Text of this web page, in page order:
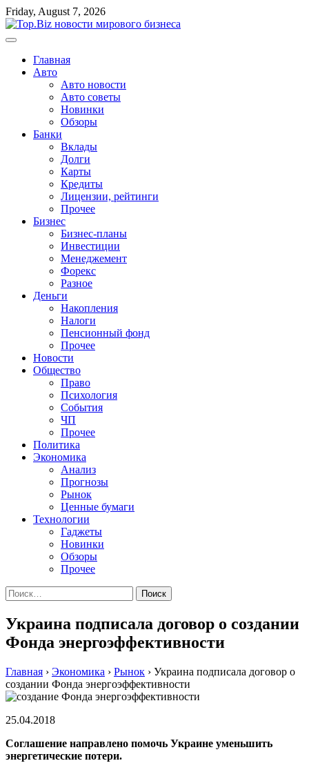
Перейти
к
содержимому
Friday, August 7, 2026
Главная
Авто
Авто новости
Авто советы
Новинки
Обзоры
Банки
Вклады
Долги
Карты
Кредиты
Лицензии, рейтинги
Прочее
Бизнес
Бизнес-планы
Инвестиции
Менеджемент
Форекс
Разное
Деньги
Накопления
Налоги
Пенсионный фонд
Прочее
Новости
Общество
Право
Психология
События
ЧП
Прочее
Политика
Экономика
Анализ
Прогнозы
Рынок
Ценные бумаги
Технологии
Гаджеты
Новинки
Обзоры
Прочее
Найти:
Украина подписала договор о создании
Фонда энергоэффективности
Главная › Экономика › Рынок › Украина подписала договор о
создании Фонда энергоэффективности
25.04.2018
Соглашение направлено помочь Украине уменьшить
энергетические потери.